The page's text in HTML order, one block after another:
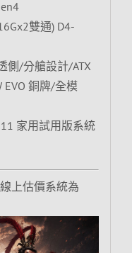
雙通) D4-
側/分艙設計/ATX
EVO 銅牌/全模
家用試用版系統
上估價系統為